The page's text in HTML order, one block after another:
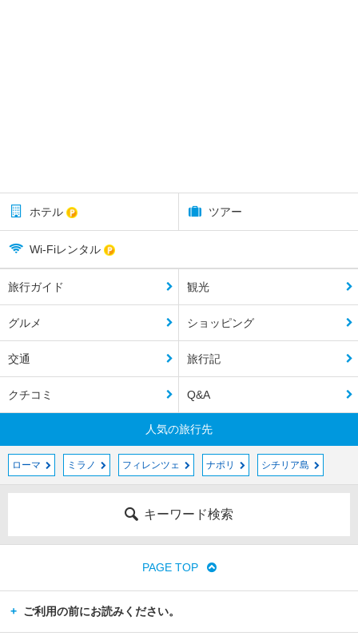
ホテル ツアー
Wi-Fiレンタル
旅行ガイド 観光
グルメ ショッピング
交通 旅行記
クチコミ Q&A
人気の旅行先
ローマ ミラノ フィレンツェ ナポリ シチリア島
キーワード検索
PAGE TOP
ご利用の前にお読みください。